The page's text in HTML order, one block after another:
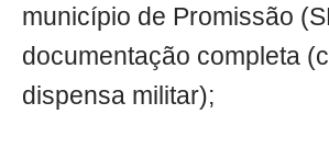
município de Promissão
documentação completa
dispensa militar);